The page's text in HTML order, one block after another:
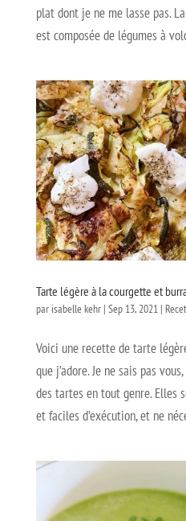
plat dont je ne me lasse pas.
est composée de légumes à
Tarte légère à la courgette et
par isabelle kehr| Sep 13, 2021|
Voici une recette de tarte
que j’adore. Je ne sais pas
des tartes en tout genre. Elles
et faciles d’exécution, et ne